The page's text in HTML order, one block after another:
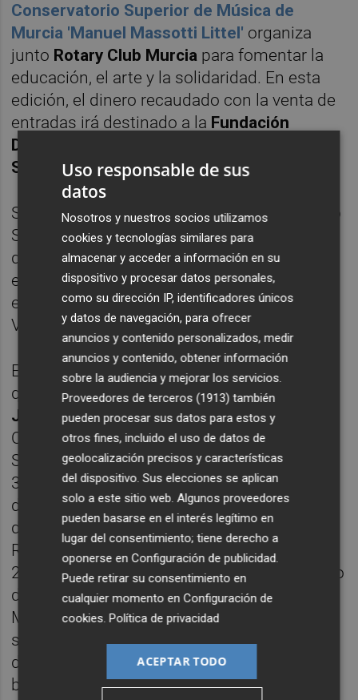
Conservatorio Superior de Música de
Murcia 'Manuel Massotti Littel' organiza
junto Rotary Club Murcia para fomentar la
educación, el arte y la solidaridad. En esta
edición, el dinero recaudado con la venta de
entradas irá destinado a la Fundación
Deportiva contra el Cáncer 'Never
Surrender'
Será la Orquesta Sinfónica del Conservatorio
Superior de Música de Murcia, bajo la
dirección de José Miguel Rodilla, la
encargada de ofrecer el Concierto Solidario
el próximo 5 de junio en el Auditorio Víctor
Villegas de Murcia, a partir de las 20 horas.
Esta edición es especialmente emotiva, ya
que se trata delúltimo concierto que dirija
José Miguel Rodillacomo director de la
Orquesta Sinfónica del Conservatorio
Superior de Música de Murcia. Se jubila tras
37 años vinculado a la institución. Cabe
destacar que el maestro Rodilla fue además
director titular de la Orquesta Sinfónica de la
Región de Murcia desde su fundación hasta
2012. En la actualidad, Rodilla es Catedrático
de Clarinete del Conservatorio Superior de
Música de Murcia, así como responsable de
su Orquesta Sinfónica y profesor fundador
de la Academia de Dirección de orquesta y
banda DIESIS.
Uso responsable de sus
datos
Nosotros y nuestros socios utilizamos
cookies y tecnologías similares para
almacenar y acceder a información en su
dispositivo y procesar datos personales,
como su dirección IP, identificadores únicos
y datos de navegación, para ofrecer
anuncios y contenido personalizados, medir
anuncios y contenido, obtener información
sobre la audiencia y mejorar los servicios.
Proveedores de terceros (1913) también
pueden procesar sus datos para estos y
otros fines, incluido el uso de datos de
geolocalización precisos y características
del dispositivo. Sus elecciones se aplican
solo a este sitio web. Algunos proveedores
pueden basarse en el interés legítimo en
lugar del consentimiento; tiene derecho a
oponerse enConfiguración de publicidad
Puede retirar su consentimiento en
cualquier momento enConfiguración de
cookies .Política de privacidad
ACEPTAR TODO